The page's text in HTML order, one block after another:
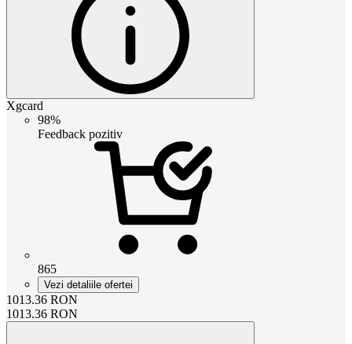
Xgcard
98%
Feedback pozitiv
865
Vezi detaliile ofertei
1013.36 RON
1013.36 RON